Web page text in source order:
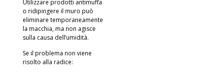
Utilizzare prodotti antimuffa
o ridipingere il muro può
eliminare temporaneamente
la macchia, ma non agisce
sulla causa dell’umidità.
Se il problema non viene
risolto alla radice: